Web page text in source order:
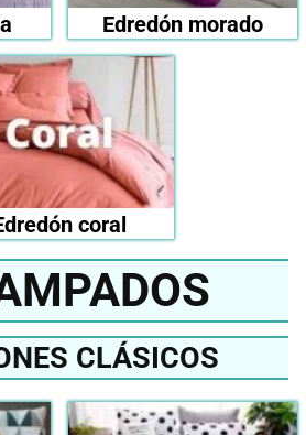
Edredón morado
coral
CLÁSICOS